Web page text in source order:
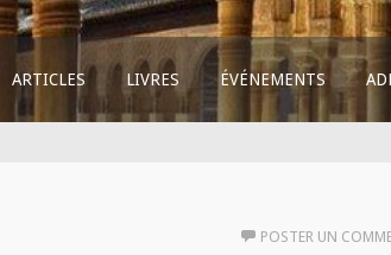
ARTICLES LIVRES ÉVÉNEMENTS
POSTER UN